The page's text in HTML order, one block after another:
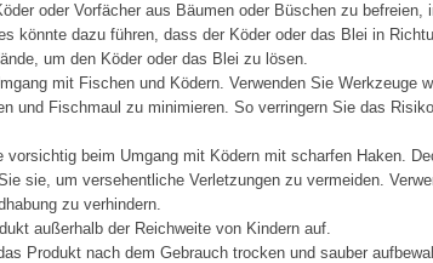
oder Vorfächer aus Bäumen oder Büschen zu
könnte dazu führen, dass der Köder oder das Blei in
um den Köder oder das Blei zu lösen.
mit Fischen und Ködern. Verwenden Sie Werkzeuge
und Fischmaul zu minimieren. So verringern Sie das
vorsichtig beim Umgang mit Ködern mit scharfen Haken.
sie, um versehentliche Verletzungen zu vermeiden.
zu verhindern.
außerhalb der Reichweite von Kindern auf.
Produkt nach dem Gebrauch trocken und sauber